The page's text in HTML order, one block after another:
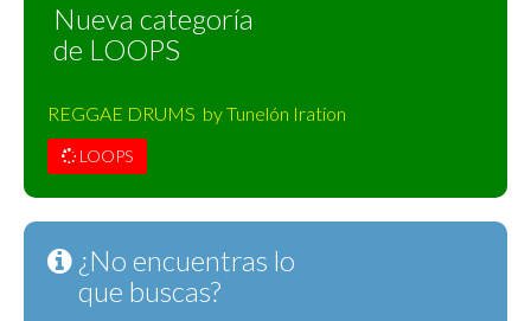
Nueva categoría
de LOOPS
REGGAE DRUMS by Tunelón Iration
LOOPS
¿No encuentras lo
que buscas?